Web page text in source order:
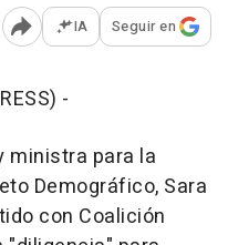
Abrir opciones para
IA Seguir en
-
ministra para la
Demográfico, Sara
con Coalición